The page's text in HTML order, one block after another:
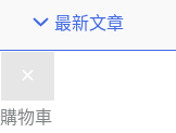
最新文章
購物車